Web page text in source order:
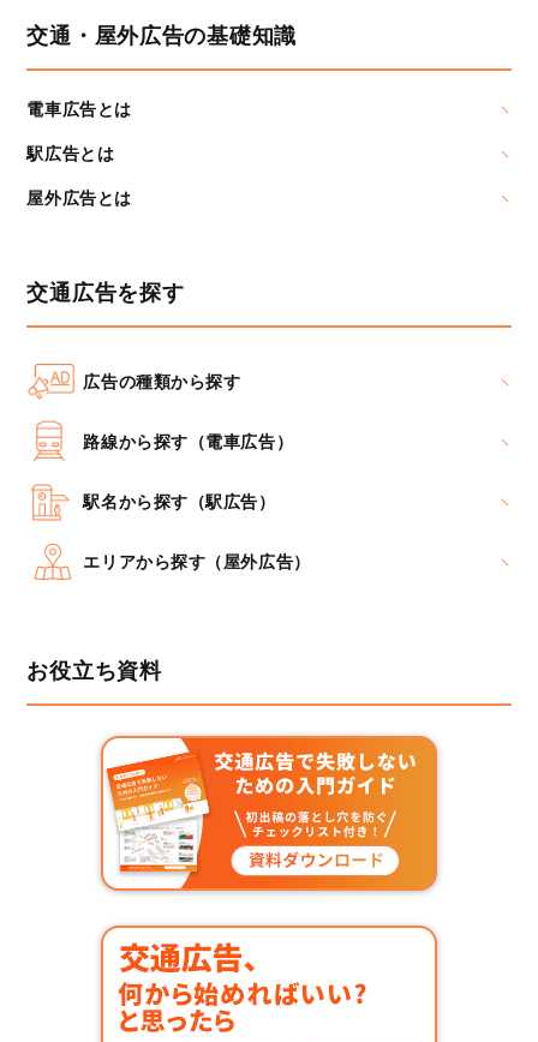
交通・屋外広告の基礎知識
電車広告とは
駅広告とは
屋外広告とは
交通広告を探す
広告の種類から探す
路線から探す（電車広告）
駅名から探す（駅広告）
エリアから探す（屋外広告）
お役立ち資料